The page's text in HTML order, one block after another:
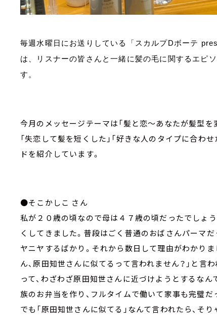
毎週水曜日にお送りしている「スカルプDボーテ
は、リスナーの皆さんと一緒に髪の毛に関するエピ
す。
今月のメッセージテーマは 「髪と恋～あなたが髪型を
「失恋して髪を短くした」「好きな人のタイプに合わ
ドを紹介しています。
●そこかしこ さん
私が２０歳の頃なので母は４７歳の頃だったでしょ
くしてきました。普段はごく普通のおばさんパーマ
ヤニヤするばかり。それから数日して理由がわかり
ん、原田知世さんに似てるって言われません？」と言
って、わざわざ原田知世さんに近づけようとするな
族のお弁当を作り、フルタイムで働いて家事も完璧
でも「原田知世さんに似てる」なんて言われたら、そ